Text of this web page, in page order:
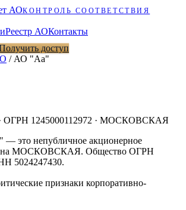
АОКОНТРОЛЬ СООТВЕТСТВИЯ
Реестр АОКонтакты
доступ
/ АО "Аа"
ОГРН 1245000112972 · МОСКОВСКАЯ
это непубличное акционерное
МОСКОВСКАЯ. Общество ОГРН
5024247430.
признаки корпоративно-